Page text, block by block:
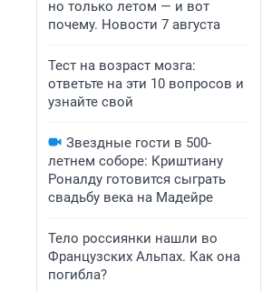
но только летом — и вот
почему. Новости 7 августа
Тест на возраст мозга:
ответьте на эти 10 вопросов и
узнайте свой
Звездные гости в 500-
летнем соборе: Криштиану
Роналду готовится сыграть
свадьбу века на Мадейре
Тело россиянки нашли во
Французских Альпах. Как она
погибла?